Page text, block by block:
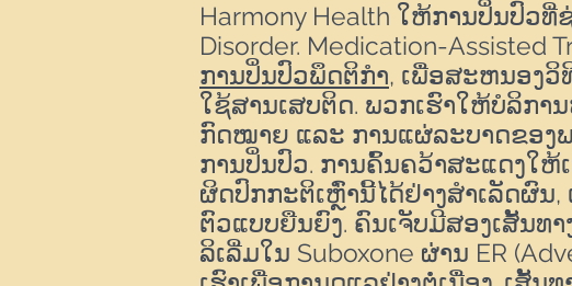
Harmony Health ໃຫ້ການປິ່ນປົວທີ່
Disorder. Medication-Assisted
ການປິ່ນປົວພຶດຕິກໍາ, ເພື່ອສະຫນອງວິ
ໃຊ້ສານເສບຕິດ. ພວກເຮົາໃຫ້ບໍລິກາ
ກົດໝາຍ ແລະ ການແຜ່ລະບາດຂອງ
ການປິ່ນປົວ. ການຄົ້ນຄວ້າສະແດງໃ
ຜິດປົກກະຕິເຫຼົ່ານີ້ໄດ້ຢ່າງສໍາເລັດຜົນ
ຕົວແບບຍືນຍົງ. ຄົນເຈັບມີສອງເສັ້ນທ
ລິເລີ່ມໃນ Suboxone ຜ່ານ ER